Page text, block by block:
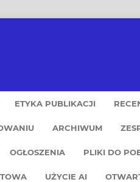
ETYKA PUBLIKACJI
ARCHIWUM
OGŁOSZENIA PLIKI DO
UŻYCIE AI